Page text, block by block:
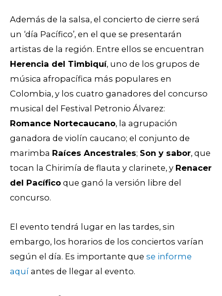
Además de la salsa, el concierto de cierre será
un ‘día Pacífico’, en el que se presentarán
artistas de la región. Entre ellos se encuentran
Herencia del Timbiquí, uno de los grupos de
música afropacífica más populares en
Colombia, y los cuatro ganadores del concurso
musical del Festival Petronio Álvarez:
Romance Nortecaucano, la agrupación
ganadora de violín caucano; el conjunto de
marimba Raíces Ancestrales; Son y sabor, que
tocan la Chirimía de flauta y clarinete, y Renacer
del Pacífico que ganó la versión libre del
concurso.
El evento tendrá lugar en las tardes, sin
embargo, los horarios de los conciertos varían
según el día. Es importante que se informe
aquí antes de llegar al evento.